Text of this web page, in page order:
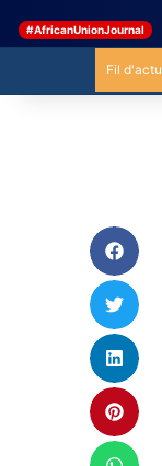
#AfricanUnionJournal
Fil